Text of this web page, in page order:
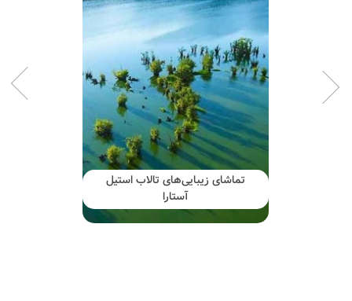
تماشای زیبایی‌های تالاب استیل
آستارا